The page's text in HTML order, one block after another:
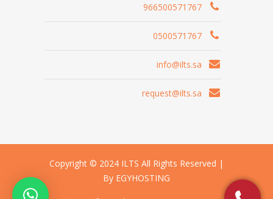
966500571767
0500571767
info@ilts.sa
request@ilts.sa
Copyright © 2024 ILTS All Rights Reserved |
By EGYHOSTING